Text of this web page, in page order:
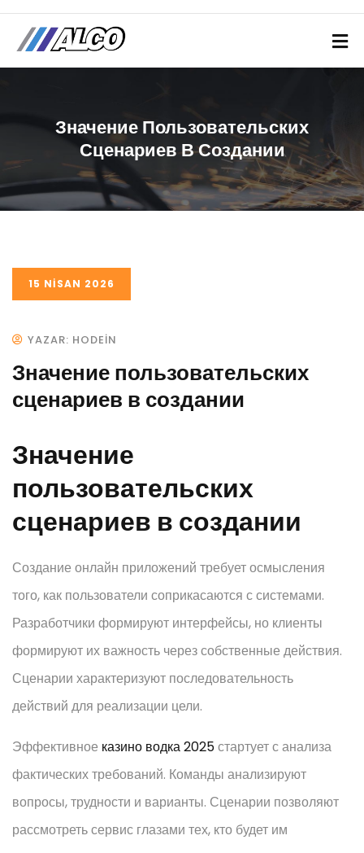
Значение Пользовательских
Сценариев В Создании
15 NISAN 2026
YAZAR: HODEIN
Значение пользовательских
сценариев в создании
Значение
пользовательских
сценариев в создании
Создание онлайн приложений требует осмысления
того, как пользователи соприкасаются с системами.
Разработчики формируют интерфейсы, но клиенты
формируют их важность через собственные действия.
Сценарии характеризуют последовательность
действий для реализации цели.
Эффективное казино водка 2025стартует с анализа
фактических требований. Команды анализируют
вопросы, трудности и варианты. Сценарии позволяют
рассмотреть сервис глазами тех, кто будет им